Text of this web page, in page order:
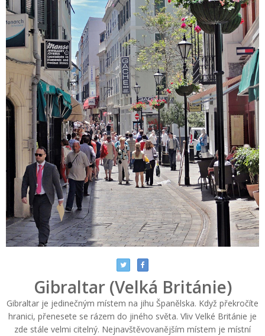
Gibraltar (Velká Británie)
Gibraltar je jedinečným místem na jihu Španělska. Když překročíte
hranici, přenesete se rázem do jiného světa. Vliv Velké Británie je
zde stále velmi citelný. Nejnavštěvovanějším místem je místní